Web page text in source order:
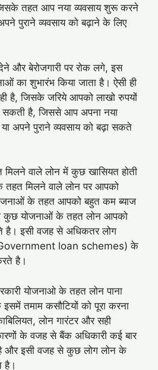
तहत आप नया व्यवसाय शुरू करने
पुराने व्यवसाय को बढ़ाने के लिए
और बेरोजगारी पर रोक लगे, इस
का शुभारंभ किया जाता है। ऐसी ही
है, जिसके जरिये आपको लाखो रुपयों
सकती है, जिससे आप अपना नया
अपने पुराने व्यवसाय को बढ़ा सकते
वाले लोन में कुछ खासियत होती
मिलने वाले लोन पर आपको
के तहत आपको बहुत कम ब्याज
कुछ योजनाओं के तहत लोन आपको
है। इसी वजह से अधिकतर लोग
loan schemes) के
है।
योजनाओ के तहत लोन पाना
इसमें तमाम कसौटियों को पूरा करना
लोन गारंटर और सही
के वजह से बैंक अधिकारी कई बार
और इसी वजह से कुछ लोग लोन के
है।